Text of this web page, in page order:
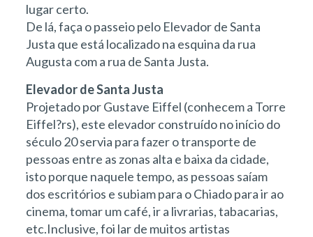
lugar certo.
De lá, faça o passeio pelo Elevador de Santa
Justa que está localizado na esquina da rua
Augusta com a rua de Santa Justa.
Elevador de Santa Justa
Projetado por Gustave Eiffel (conhecem a Torre
Eiffel?rs), este elevador construído no início do
século 20 servia para fazer o transporte de
pessoas entre as zonas alta e baixa da cidade,
isto porque naquele tempo, as pessoas saíam
dos escritórios e subiam para o Chiado para ir ao
cinema, tomar um café, ir a livrarias, tabacarias,
etc.Inclusive, foi lar de muitos artistas